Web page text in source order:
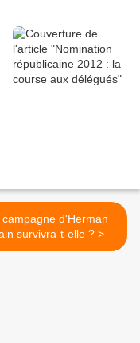
campagne d'Herman
Cain survivra-t-elle ? >